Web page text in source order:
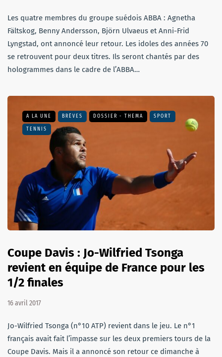
Les quatre membres du groupe suédois ABBA : Agnetha
Fältskog, Benny Andersson, Björn Ulvaeus et Anni-Frid
Lyngstad, ont annoncé leur retour. Les idoles des années 70
se retrouvent pour deux titres. Ils seront chantés par des
hologrammes dans le cadre de l’ABBA…
A LA UNE BRÈVES DOSSIER - THEMA SPORT
TENNIS
Coupe Davis : Jo-Wilfried Tsonga
revient en équipe de France pour les
1/2 finales
16 avril 2017
Jo-Wilfried Tsonga (n°10 ATP) revient dans le jeu. Le n°1
français avait fait l’impasse sur les deux premiers tours de la
Coupe Davis. Mais il a annoncé son retour ce dimanche à